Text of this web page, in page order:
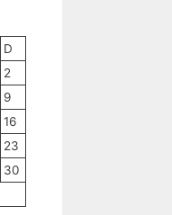
D
2
9
16
23
30